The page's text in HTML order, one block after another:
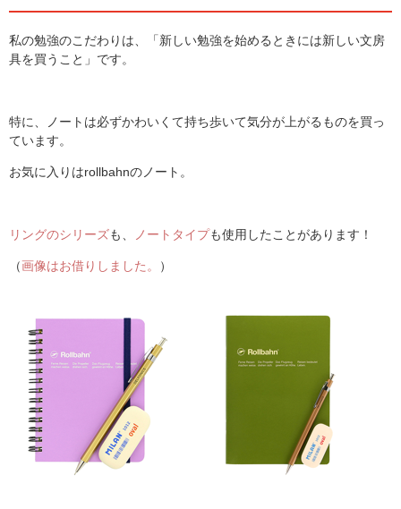
私の勉強のこだわりは、「新しい勉強を始めるときには新しい文房
具を買うこと」です。
特に、ノートは必ずかわいくて持ち歩いて気分が上がるものを買っ
ています。
お気に入りはrollbahnのノート。
リングのシリーズも、 ノートタイプも使用したことがあります！
（画像はお借りしました。 ）